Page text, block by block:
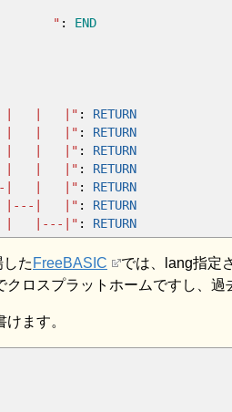
す " : END
| | |" : RETURN
| | |" : RETURN
| | |" : RETURN
| | |" : RETURN
| | |" : RETURN
| |" : RETURN
|" : RETURN
た FreeBASIC
では、lang指定
ロスプラットホームですし、過
ます。